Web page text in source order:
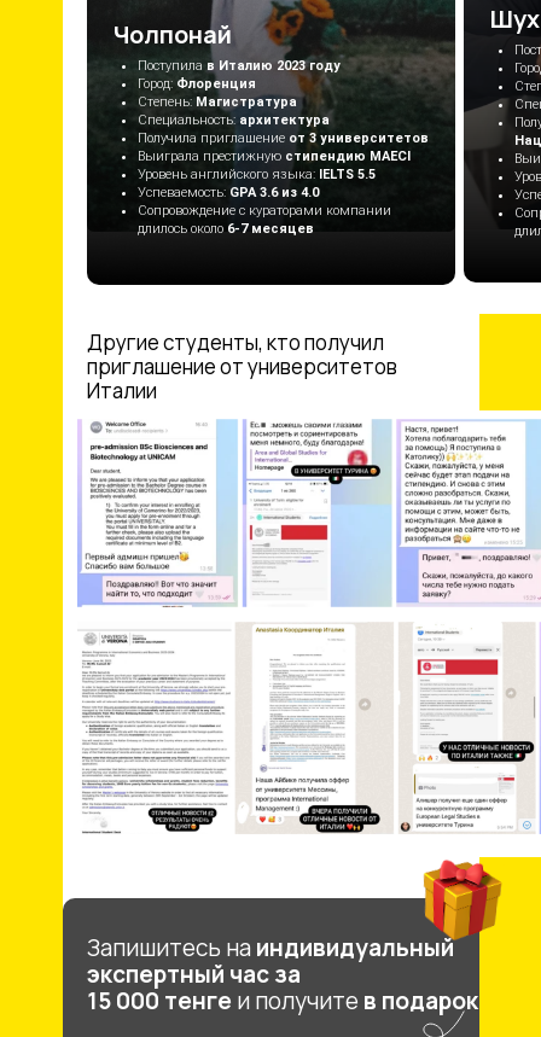
Чолпонай
Поступила в Италию 2023 году
Город: Флоренция
Степень: Магистратура
Специальность: архитектура
Получила приглашение от 3 университетов
Выиграла престижную стипендию MAECI
Уровень английского языка: IELTS 5.5
Успеваемость: GPA 3.6 из 4.0
Сопровождение с кураторами компании
длилось около 6-7 месяцев
Другие студенты, кто получил
приглашение от университетов
Италии
Запишитесь наиндивидуальный
экспертный час за
15 000 тенге и получите в подарок